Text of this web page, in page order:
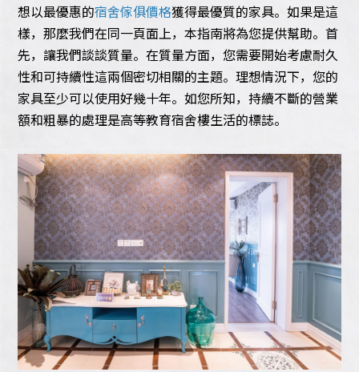
想以最優惠的宿舍傢俱價格獲得最優質的家具。如果是這
樣，那麼我們在同一頁面上，本指南將為您提供幫助。首
先，讓我們談談質量。在質量方面，您需要開始考慮耐久
性和可持續性這兩個密切相關的主題。理想情況下，您的
家具至少可以使用好幾十年。如您所知，持續不斷的營業
額和粗暴的處理是高等教育宿舍樓生活的標誌。